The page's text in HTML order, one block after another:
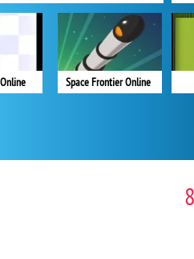
Space Frontier Online